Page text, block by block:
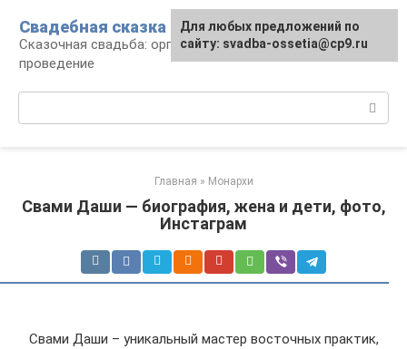
контенту
Свадебная сказка
Сказочная свадьба: организация и
проведение
Главная » Монархи
Свами Даши — биография, жена и дети, фото,
Инстаграм
Свами Даши – уникальный мастер восточных практик,
Для любых предложений по
сайту: svadba-ossetia@cp9.ru